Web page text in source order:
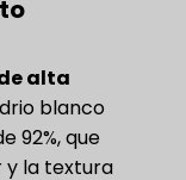
alta
blanco
92%, que
y la textura